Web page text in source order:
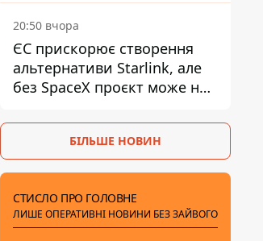
20:50 вчора
ЄС прискорює створення
альтернативи Starlink, але
без SpaceX проєкт може не
БІЛЬШЕ НОВИН
СТИСЛО ПРО ГОЛОВНЕ
ЛИШЕ ОПЕРАТИВНІ НОВИНИ БЕЗ ЗАЙВОГО